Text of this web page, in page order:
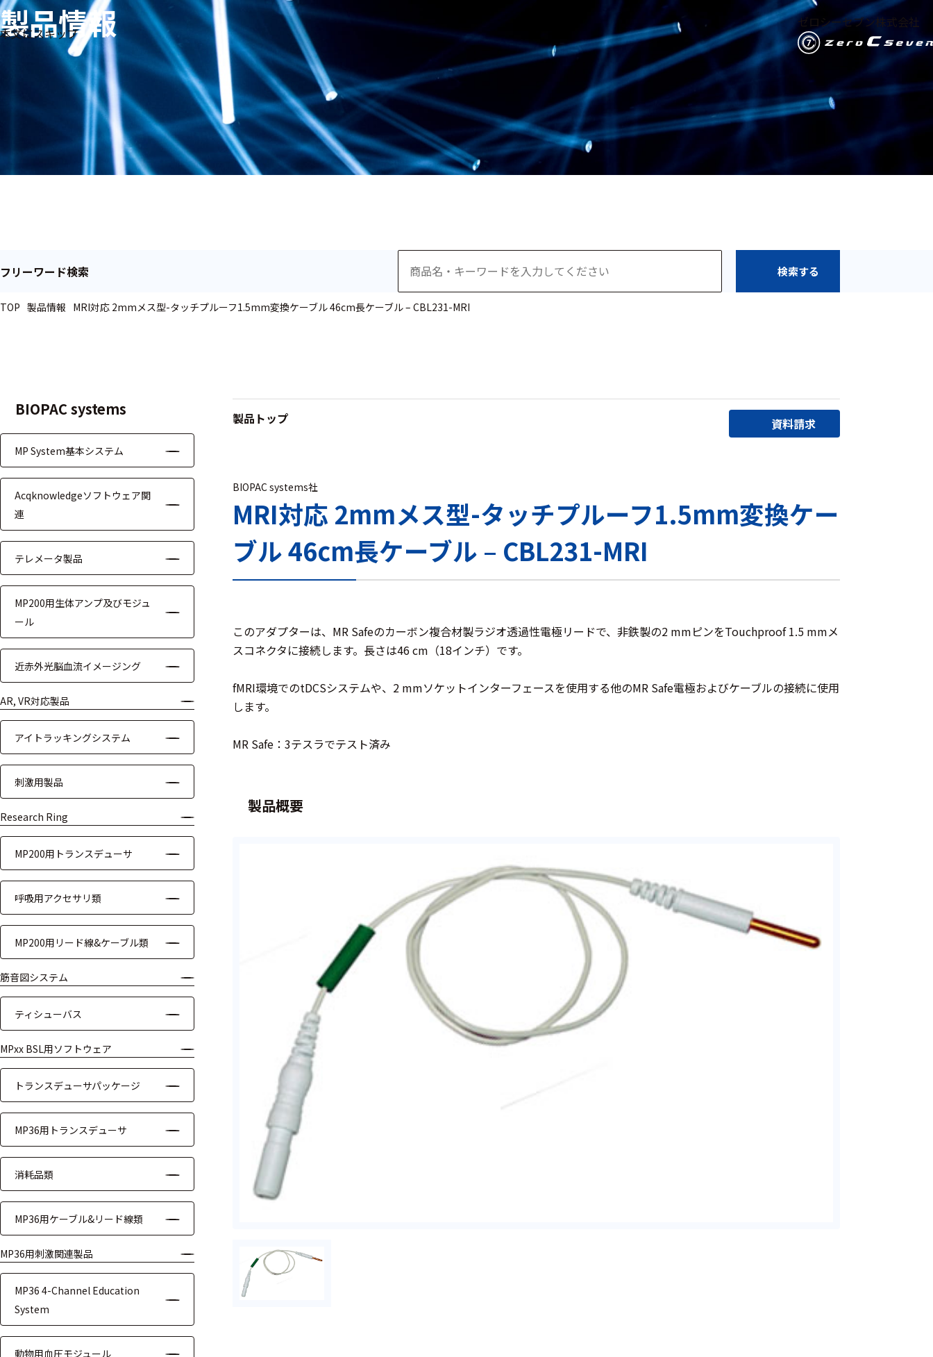
本文にスキップ
ゼロシーセブン株式会社
生体
信
号・
測定
メー
カー
フリ
検索
療
用
研
究
用
教
用
ワイヤレス・無
線対応
MRI対応
システム・周辺
構成
装置本体
デバイス
テム
トリガー
ケーブル
テレメー
タ
スイッチ
センサ・信号処
信号処理
モジュー
ル
フィルタ
製品情報
フリーワード検索 検索する
TOP 製品情報 MRI対応 2mmメス型-タッチプルーフ1.5mm変換ケーブル 46cm長ケーブル – CBL231-MRI
BIOPAC systems
MP System基本システム
Acqknowledgeソフトウェア関
連
テレメータ製品
MP200用生体アンプ及びモジュ
ール
近赤外光脳血流イメージング
AR, VR対応製品
アイトラッキングシステム
刺激用製品
Research Ring
MP200用トランスデューサ
呼吸用アクセサリ類
MP200用リード線&ケーブル類
筋音図システム
ティシューバス
MPxx BSL用ソフトウェア
トランスデューサパッケージ
MP36用トランスデューサ
消耗品類
MP36用ケーブル&リード線類
MP36用刺激関連製品
MP36 4-Channel Education
System
動物用血圧モジュール
製品トップ 資料請求
BIOPAC systems社
MRI対応 2mmメス型-タッチプルーフ1.5mm変換ケー
ブル 46cm長ケーブル – CBL231-MRI
このアダプターは、MR Safeのカーボン複合材製ラジオ透過性電極リードで、非鉄製の2 mmピンをTouchproof 1.5 mmメ
スコネクタに接続します。長さは46 cm（18インチ）です。
fMRI環境でのtDCSシステムや、2 mmソケットインターフェースを使用する他のMR Safe電極およびケーブルの接続に使用
します。
MR Safe：3テスラでテスト済み
製品概要